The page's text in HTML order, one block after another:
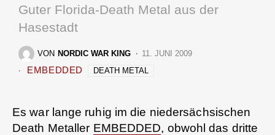
Guter Florida-Death Metal aus der
Hasestadt
VON NORDIC WAR KING 11. JUNI 2009
EMBEDDED DEATH METAL
Es war lange ruhig im die niedersächsischen
Death Metaller EMBEDDED, obwohl das dritte